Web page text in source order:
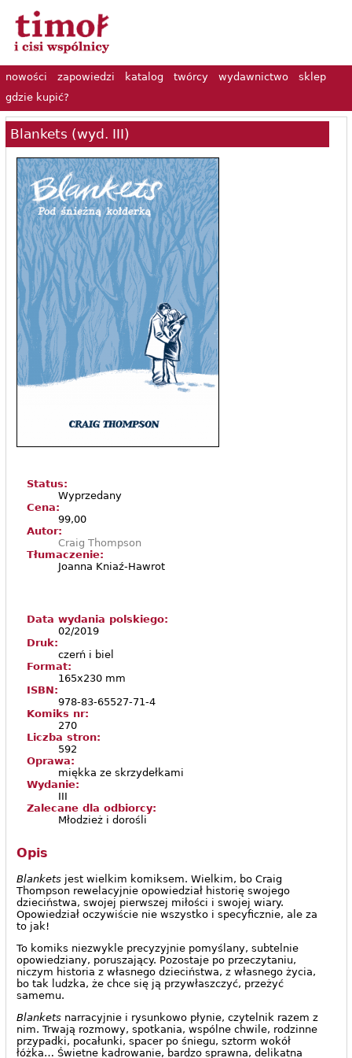
nowości zapowiedzi katalog twórcy wydawnictwo
sklep
gdzie kupić?
Blankets (wyd. III)
Status:
Wyprzedany
Cena:
99,00
Autor:
Craig Thompson
Tłumaczenie:
Joanna Kniaź-Hawrot
Data wydania polskiego:
02/2019
Druk:
czerń i biel
Format:
165x230 mm
ISBN:
978-83-65527-71-4
Komiks nr:
270
Liczba stron:
592
Oprawa:
miękka ze skrzydełkami
Wydanie:
III
Zalecane dla odbiorcy:
Młodzież i dorośli
Opis
Blanketsjest wielkim komiksem. Wielkim, bo Craig
Thompson rewelacyjnie opowiedział historię swojego
dzieciństwa, swojej pierwszej miłości i swojej wiary.
Opowiedział oczywiście nie wszystko i specyficznie, ale za
to jak!
To komiks niezwykle precyzyjnie pomyślany, subtelnie
opowiedziany, poruszający. Pozostaje po przeczytaniu,
niczym historia z własnego dzieciństwa, z własnego życia,
bo tak ludzka, że chce się ją przywłaszczyć, przeżyć
samemu.
Blanketsnarracyjnie i rysunkowo płynie, czytelnik razem z
nim. Trwają rozmowy, spotkania, wspólne chwile, rodzinne
przypadki, pocałunki, spacer po śniegu, sztorm wokół
łóżka… Świetne kadrowanie, bardzo sprawna, delikatna